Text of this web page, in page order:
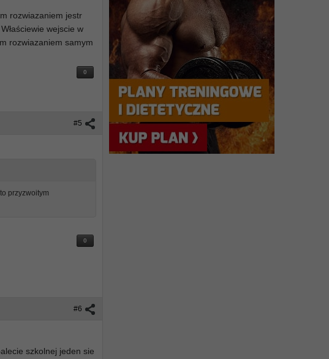
rozwiazaniem jestr
wejscie w
rozwiazaniem samym
0
#5
przyzwoitym
0
#6
szkolnej jeden sie